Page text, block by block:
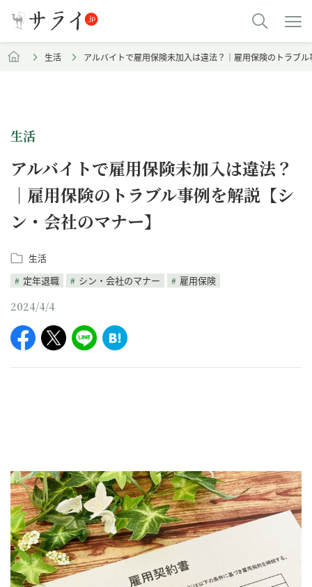
生活 アルバイトで雇用保険未加入は違法？｜雇用保険のトラブ
生活
アルバイトで雇用保険未加入は違法？
｜雇用保険のトラブル事例を解説【シ
ン・会社のマナー】
生活
定年退職
シン・会社のマナー 雇用保険
2024/4/4